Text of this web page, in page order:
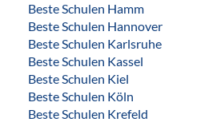
Beste Schulen Hamm
Beste Schulen Hannover
Beste Schulen Karlsruhe
Beste Schulen Kassel
Beste Schulen Kiel
Beste Schulen Köln
Beste Schulen Krefeld